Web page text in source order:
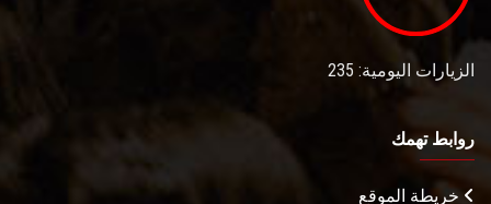
الزيارات اليومية: 235
روابط تهمك
خريطة الموقع